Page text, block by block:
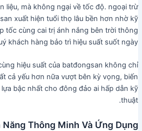
liệu, mà không ngại về tốc độ. ngoại trừ
xuất hiện tuổi thọ lâu bền hơn nhờ kỹ
tốc cùng cai trị ánh nắng bên trời thông
khách hàng bảo trì hiệu suất suốt ngày.
hiệu suất của batđongsan không chỉ
cả yếu hơn nữa vượt bên kỳ vọng, biến
bậc nhất cho đông đảo ai hấp dẫn kỹ
thuật.
Năng Thông Minh Và Ứng Dụng